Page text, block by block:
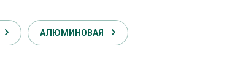
АЛЮМИНОВАЯ